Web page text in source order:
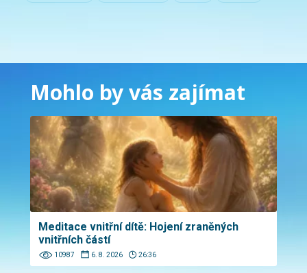
Mohlo by vás zajímat
Meditace vnitřní dítě: Hojení zraněných
vnitřních částí
10987 6. 8. 2026 26:36